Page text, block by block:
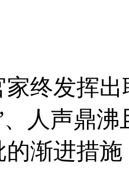
家终发挥
、人声鼎
的渐进措